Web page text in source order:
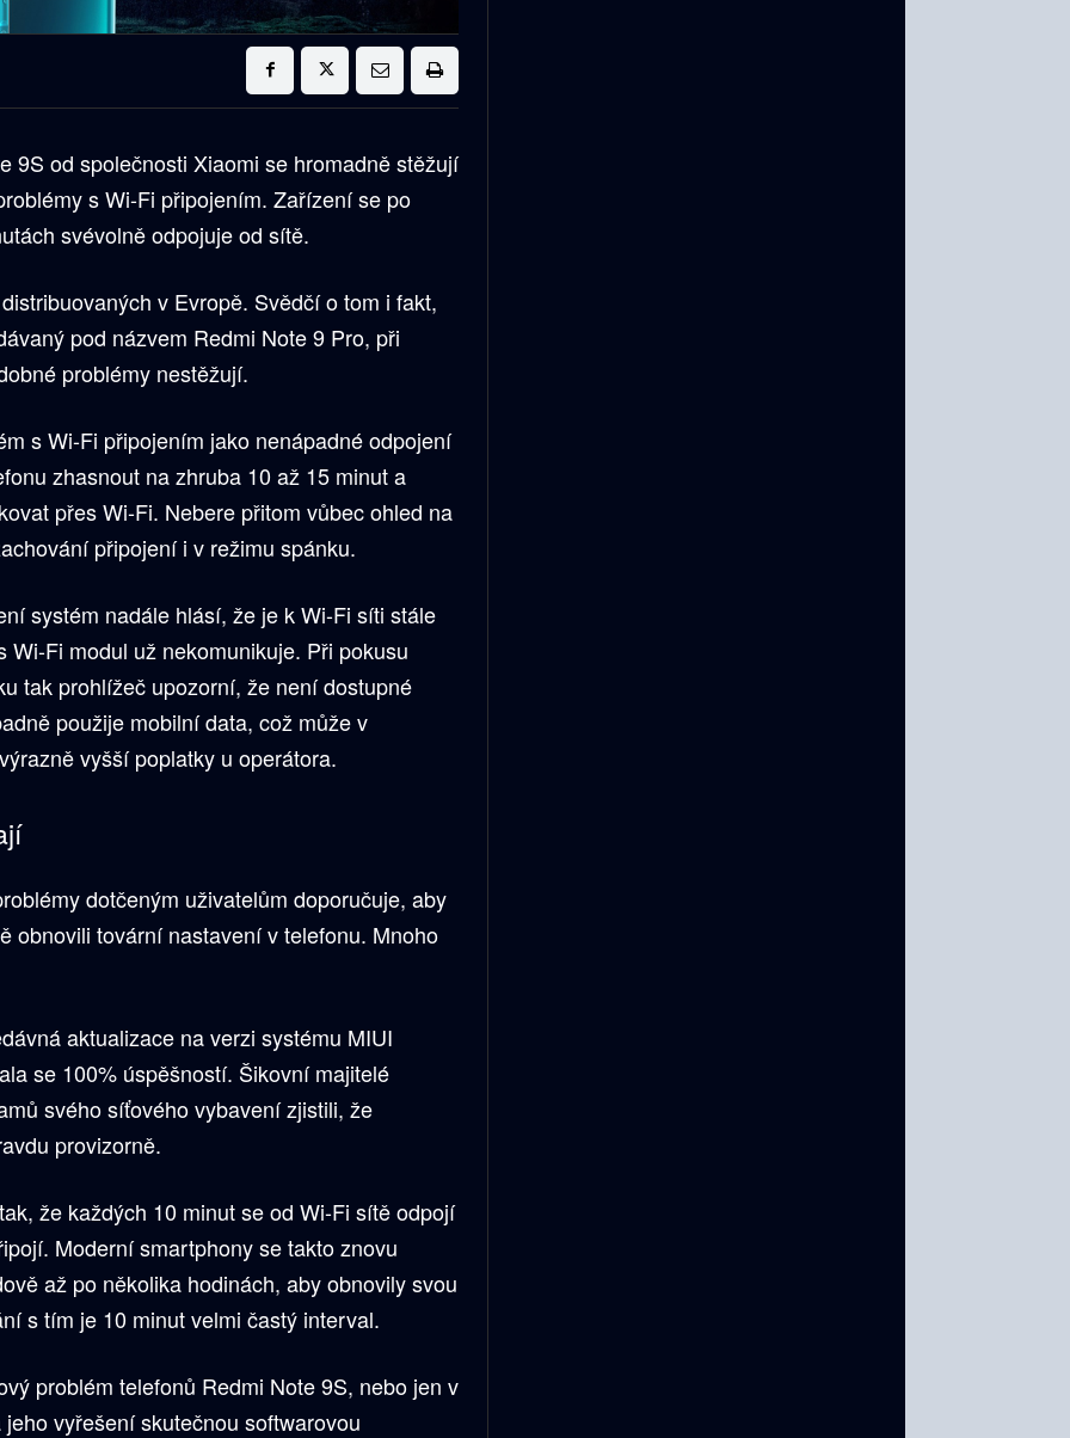
9S od společnosti Xiaomi se hromadně stěžují
s Wi-Fi připojením. Zařízení se po
svévolně odpojuje od sítě.
v Evropě. Svědčí o tom i fakt,
pod názvem Redmi Note 9 Pro, při
problémy nestěžují.
s Wi-Fi připojením jako nenápadné odpojení
zhasnout na zhruba 10 až 15 minut a
přes Wi-Fi. Nebere přitom vůbec ohled na
připojení i v režimu spánku.
systém nadále hlásí, že je k Wi-Fi síti stále
Wi-Fi modul už nekomunikuje. Při pokusu
tak prohlížeč upozorní, že není dostupné
použije mobilní data, což může v
vyšší poplatky u operátora.
dotčeným uživatelům doporučuje, aby
obnovili tovární nastavení v telefonu. Mnoho
aktualizace na verzi systému MIUI
se 100% úspěšností. Šikovní majitelé
svého síťového vybavení zjistili, že
provizorně.
že každých 10 minut se od Wi-Fi sítě odpojí
Moderní smartphony se takto znovu
až po několika hodinách, aby obnovily svou
s tím je 10 minut velmi častý interval.
problém telefonů Redmi Note 9S, nebo jen v
vyřešení skutečnou softwarovou